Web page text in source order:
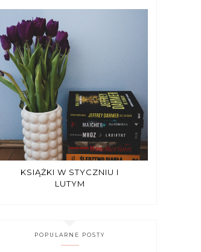
KSIĄŻKI W STYCZNIU I
LUTYM
POPULARNE POSTY